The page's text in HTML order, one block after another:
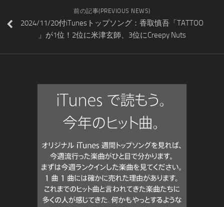
前の記事(PREVIOUS NEWS)
2024/11/20付iTunesトップソング：香取慎吾「TATTOO
」が1位！2位に米津玄師、3位にCreepy Nuts